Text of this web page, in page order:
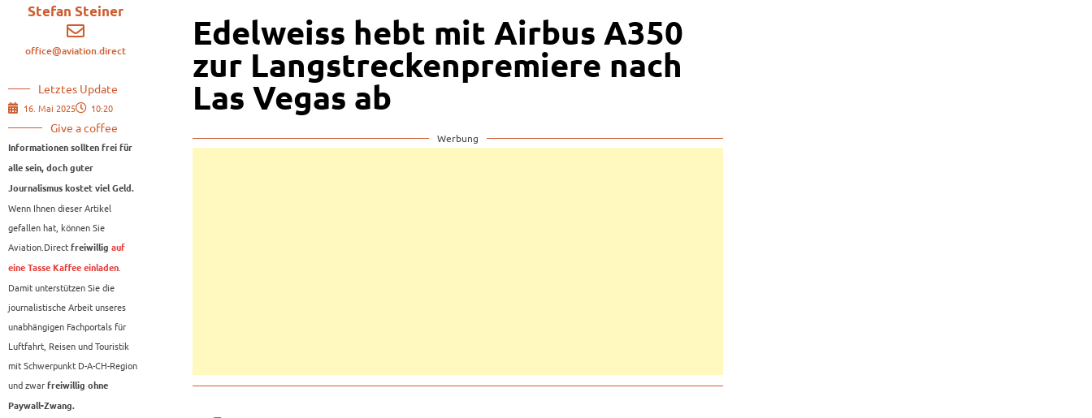
Stefan Steiner
office@aviation.direct
Letztes Update
16. Mai 2025 10:20
Give a coffee
Informationen sollten frei für
alle sein, doch guter
Journalismus kostet viel Geld.
Wenn Ihnen dieser Artikel
gefallen hat, können Sie
Aviation.Direct freiwillig auf
eine Tasse Kaffee einladen.
Damit unterstützen Sie die
journalistische Arbeit unseres
unabhängigen Fachportals für
Luftfahrt, Reisen und Touristik
mit Schwerpunkt D-A-CH-Region
und zwar freiwillig ohne
Paywall-Zwang.
Edelweiss hebt mit Airbus A350
zur Langstreckenpremiere nach
Las Vegas ab
Werbung